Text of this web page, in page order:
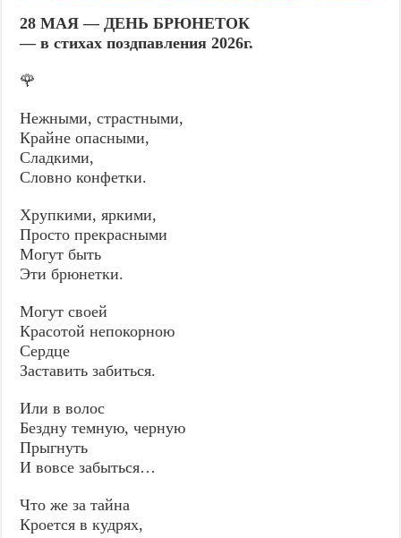
28 МАЯ — ДЕНЬ БРЮНЕТОК
— в стихах поздпавления 2026г.
🌹
Нежными, страстными,
Крайне опасными,
Сладкими,
Словно конфетки.
Хрупкими, яркими,
Просто прекрасными
Могут быть
Эти брюнетки.
Могут своей
Красотой непокорною
Сердце
Заставить забиться.
Или в волос
Бездну темную, черную
Прыгнуть
И вовсе забыться…
Что же за тайна
Кроется в кудрях,